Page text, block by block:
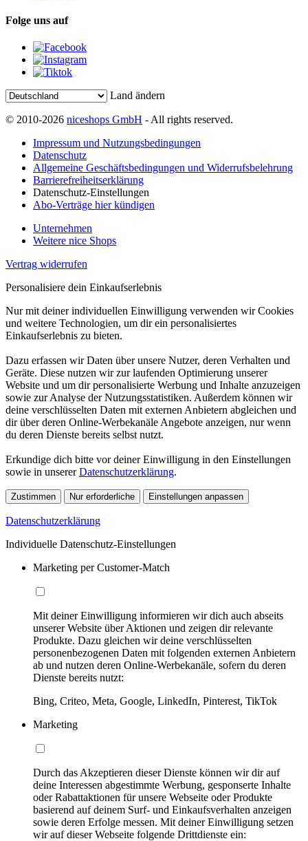
Folge uns auf
Land ändern
© 2010-2026 niceshops GmbH - All rights reserved.
Impressum und Nutzungsbedingungen
Datenschutz
Allgemeine Geschäftsbedingungen und Widerrufsbelehrung
Barrierefreiheitserklärung
Datenschutz-Einstellungen
Abo-Verträge hier kündigen
Unternehmen
Weitere nice Shops
Vertrag widerrufen
Personalisiere dein Einkaufserlebnis
Nur mit deiner individuellen Einwilligung verwenden wir Cookies
und weitere Technologien, um dir ein personalisiertes
Einkaufserlebnis zu bieten.
Dazu erfassen wir Daten über unsere Nutzer, deren Verhalten und
Geräte. Diese nutzen wir zur laufenden Optimierung unserer
Website und um dir personalisierte Werbung und Inhalte anzuzeigen
sowie zur Analyse der Nutzungsstatistiken. Außerdem können wir
deine verschlüsselten Daten mit externen Anbietern abgleichen und
dir über deren Online-Werbekanäle Angebote anzeigen, nur wenn
du deren Dienste bereits selbst nutzt.
Erkundige dich bitte vor deiner Einwilligung in den Einstellungen
sowie in unsererDatenschutzerklärung.
Zustimmen Nur erforderliche Einstellungen anpassen
Datenschutzerklärung
Individuelle Datenschutz-Einstellungen
Marketing per Customer-Match
Mit deiner Einwilligung informieren wir dich auch abseits
unserer Website über Aktionen und zeigen dir relevante
Produkte. Dazu gleichen wir deine verschlüsselten
personenbezogenen Daten mit folgenden externen Anbietern
ab und nutzen deren Online-Werbekanäle, sofern du deren
Dienste bereits nutzt:
Bing, Criteo, Meta, Google, LinkedIn, Pinterest, TikTok
Marketing
Durch das Akzeptieren dieser Dienste können wir dir auf
deine Interessen abgestimmte Werbung, gesponserte Inhalte
oder Rabattaktionen für unsere Webseite oder Produkte
basierend auf deinem Surf- und Einkaufsverhalten anzeigen
sowie deren Erfolge messen. Mit deiner Einwilligung setzen
wir auf dieser Webseite folgende Drittdienste ein: